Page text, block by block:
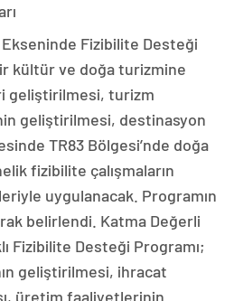
Fizibilite Desteği
kültür ve doğa turizmine
geliştirilmesi, turizm
geliştirilmesi, destinasyon
TR83 Bölgesi’nde doğa
fizibilite çalışmaların
uygulanacak. Programın
belirlendi. Katma Değerli
Fizibilite Desteği Programı;
geliştirilmesi, ihracat
üretim faaliyetlerinin